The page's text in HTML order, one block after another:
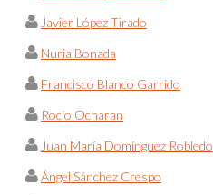
Javier López Tirado
Nuria Bonada
Francisco Blanco Garrido
Rocío Ocharan
Juan María Domínguez Robledo
Ángel Sánchez Crespo